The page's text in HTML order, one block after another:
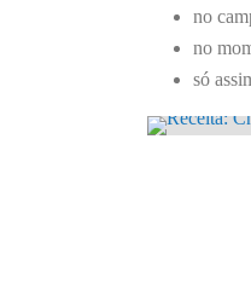
no
no
só